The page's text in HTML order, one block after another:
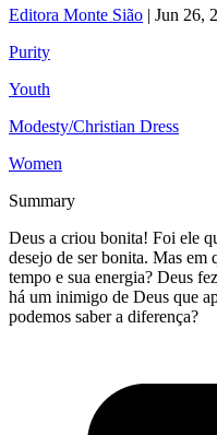
Editora Monte Sião | Jun 26,
Purity
Youth
Modesty/Christian Dress
Women
Summary
Deus a criou bonita! Foi ele
desejo de ser bonita. Mas em
tempo e sua energia? Deus
há um inimigo de Deus que
podemos saber a diferença?